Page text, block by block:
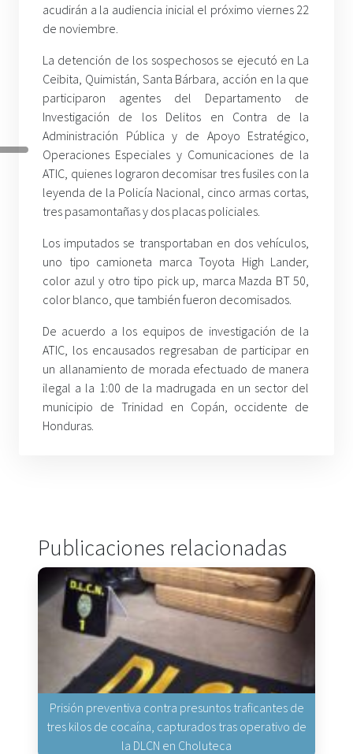
acudirán a la audiencia inicial el próximo viernes 22
de noviembre.
La detención de los sospechosos se ejecutó en La
Ceibita, Quimistán, Santa Bárbara, acción en la que
participaron agentes del Departamento de
Investigación de los Delitos en Contra de la
Administración Pública y de Apoyo Estratégico,
Operaciones Especiales y Comunicaciones de la
ATIC, quienes lograron decomisar tres fusiles con la
leyenda de la Policía Nacional, cinco armas cortas,
tres pasamontañas y dos placas policiales.
Los imputados se transportaban en dos vehículos,
uno tipo camioneta marca Toyota High Lander,
color azul y otro tipo pick up, marca Mazda BT 50,
color blanco, que también fueron decomisados.
De acuerdo a los equipos de investigación de la
ATIC, los encausados regresaban de participar en
un allanamiento de morada efectuado de manera
ilegal a la 1:00 de la madrugada en un sector del
municipio de Trinidad en Copán, occidente de
Honduras.
Publicaciones relacionadas
Prisión preventiva contra presuntos traficantes de
tres kilos de cocaína, capturados tras operativo de
la DLCN en Choluteca